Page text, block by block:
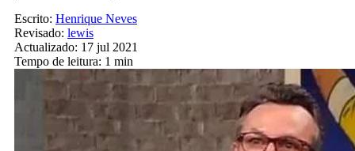
Escrito: Henrique Neves
Revisado: lewis
Actualizado: 17 jul 2021
Tempo de leitura: 1 min